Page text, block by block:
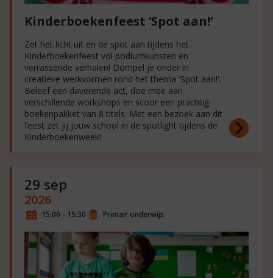
Kinderboekenfeest ‘Spot aan!’
Zet het licht uit en de spot aan tijdens het
Kinderboekenfeest vol podiumkunsten en
verrassende verhalen! Dompel je onder in
creatieve werkvormen rond het thema 'Spot aan!'.
Beleef een daverende act, doe mee aan
verschillende workshops en scoor een prachtig
boekenpakket van 8 titels. Met een bezoek aan dit
feest zet jij jouw school in de spotlight tijdens de
Kinderboekenweek!
29 sep
2026
15:00 - 15:30 Primair onderwijs